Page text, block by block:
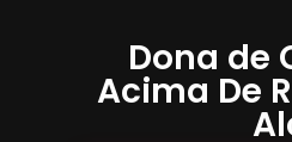
Dona de
Acima De